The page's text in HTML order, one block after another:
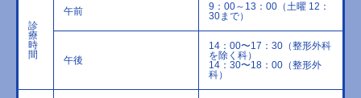
診
療
時
間
午前
9：00～13：00（土曜 12：
30まで）
午後
14：00〜17：30（整形外科
を除く科）
14：30〜18：00（整形外
科）